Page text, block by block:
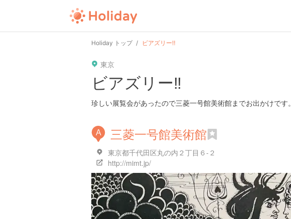
Holiday トップ ビアズリー‼️
東京
ビアズリー‼️
珍しい展覧会があったので三菱一号館美術館までお出かけです。
A 三菱一号館美術館
東京都千代田区丸の内２丁目６-２
http://mimt.jp/